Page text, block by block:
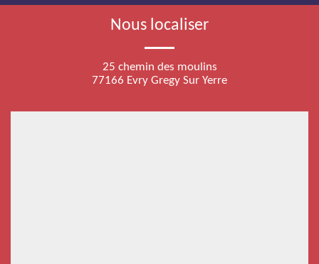
Nous localiser
25 chemin des moulins
77166 Evry Gregy Sur Yerre